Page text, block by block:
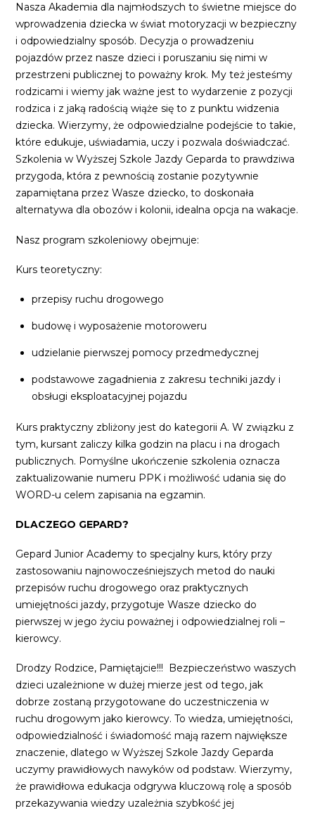
Nasza Akademia dla najmłodszych to świetne miejsce do
wprowadzenia dziecka w świat motoryzacji w bezpieczny
i odpowiedzialny sposób. Decyzja o prowadzeniu
pojazdów przez nasze dzieci i poruszaniu się nimi w
przestrzeni publicznej to poważny krok. My też jesteśmy
rodzicami i wiemy jak ważne jest to wydarzenie z pozycji
rodzica i z jaką radością wiąże się to z punktu widzenia
dziecka. Wierzymy, że odpowiedzialne podejście to takie,
które edukuje, uświadamia, uczy i pozwala doświadczać.
Szkolenia w Wyższej Szkole Jazdy Geparda to prawdziwa
przygoda, która z pewnością zostanie pozytywnie
zapamiętana przez Wasze dziecko, to doskonała
alternatywa dla obozów i kolonii, idealna opcja na wakacje.
Nasz program szkoleniowy obejmuje:
Kurs teoretyczny:
przepisy ruchu drogowego
budowę i wyposażenie motoroweru
udzielanie pierwszej pomocy przedmedycznej
podstawowe zagadnienia z zakresu techniki jazdy i
obsługi eksploatacyjnej pojazdu
Kurs praktyczny zbliżony jest do kategorii A. W związku z
tym, kursant zaliczy kilka godzin na placu i na drogach
publicznych. Pomyślne ukończenie szkolenia oznacza
zaktualizowanie numeru PPK i możliwość udania się do
WORD-u celem zapisania na egzamin.
DLACZEGO GEPARD?
Gepard Junior Academy to specjalny kurs, który przy
zastosowaniu najnowocześniejszych metod do nauki
przepisów ruchu drogowego oraz praktycznych
umiejętności jazdy, przygotuje Wasze dziecko do
pierwszej w jego życiu poważnej i odpowiedzialnej roli –
kierowcy.
Drodzy Rodzice, Pamiętajcie!!! Bezpieczeństwo waszych
dzieci uzależnione w dużej mierze jest od tego, jak
dobrze zostaną przygotowane do uczestniczenia w
ruchu drogowym jako kierowcy. To wiedza, umiejętności,
odpowiedzialność i świadomość mają razem największe
znaczenie, dlatego w Wyższej Szkole Jazdy Geparda
uczymy prawidłowych nawyków od podstaw. Wierzymy,
że prawidłowa edukacja odgrywa kluczową rolę a sposób
przekazywania wiedzy uzależnia szybkość jej